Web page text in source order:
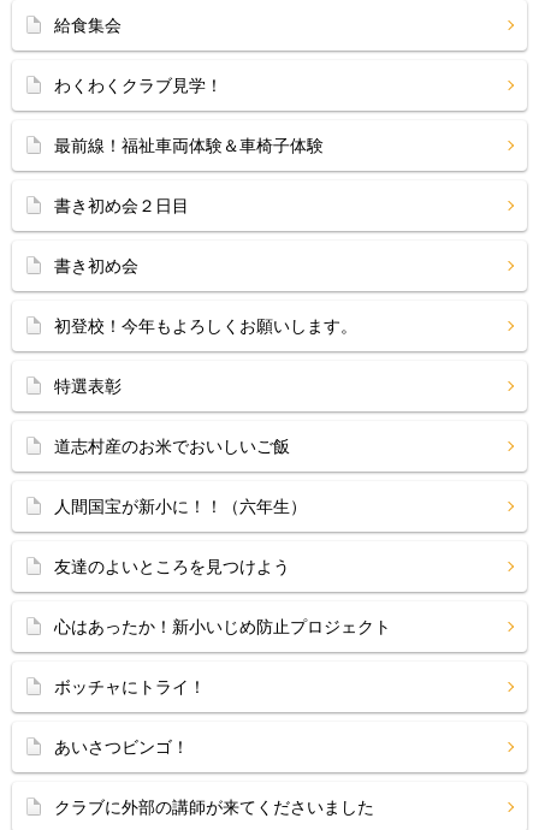
給食集会
わくわくクラブ見学！
最前線！福祉車両体験＆車椅子体験
書き初め会２日目
書き初め会
初登校！今年もよろしくお願いします。
特選表彰
道志村産のお米でおいしいご飯
人間国宝が新小に！！（六年生）
友達のよいところを見つけよう
心はあったか！新小いじめ防止プロジェクト
ボッチャにトライ！
あいさつビンゴ！
クラブに外部の講師が来てくださいました